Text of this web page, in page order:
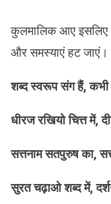
कुलमालिक आए इसलिए
और समस्याएं हट जाएं।
शब्द स्वरूप संग हैं, कभी
धीरज रखियो चित्त में,
सत्तनाम सतपुरुष का,
सुरत चढ़ाओ शब्द में,